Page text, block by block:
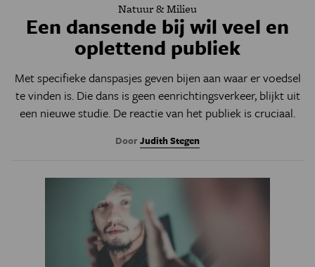
Natuur & Milieu
Een dansende bij wil veel en
oplettend publiek
Met specifieke danspasjes geven bijen aan waar er voedsel
te vinden is. Die dans is geen eenrichtingsverkeer, blijkt uit
een nieuwe studie. De reactie van het publiek is cruciaal.
DoorJudith Stegen